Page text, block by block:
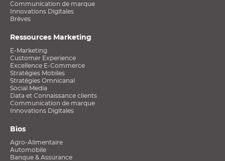
Communication de marque
Innovations Digitales
Brèves
Ressources Marketing
E-Marketing
Customer Experience
Excellence E-Commerce
Stratégies Mobiles
Stratégies Omnicanal
Social Media
Data et Connaissance clients
Communication de marque
Innovations Digitales
Bios
Agro-Alimentaire
Automobile
Banque & Assurance